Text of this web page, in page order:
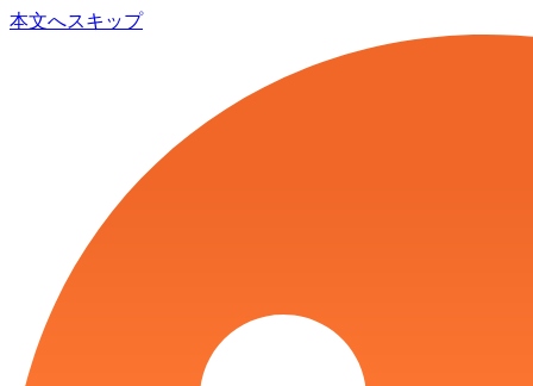
本文へスキップ